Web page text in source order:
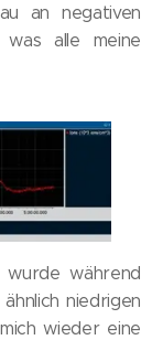
an negativen
alle meine
während
niedrigen
wieder eine